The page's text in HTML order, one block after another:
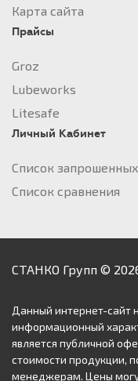
Карта сайта
Прайсы
Groz
Lubeworks
Litesafe
Личный Кабинет
Список
Список сравнения
СТАНКО Групп ©
Данный интернет-сайт
информационный
является публичной
стоимости продукции,
менеджерам. Цены